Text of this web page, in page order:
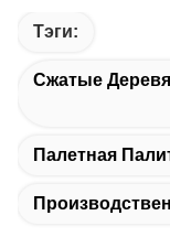
Тэги:
Сжатые
Палетная